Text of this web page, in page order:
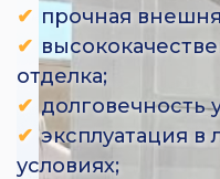
прочная
отделка;
долговечность
эксплуатация
условиях;